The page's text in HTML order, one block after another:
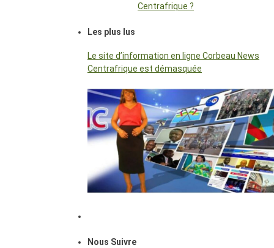
Centrafrique ?
Les plus lus
Le site d’information en ligne Corbeau News
Centrafrique est démasquée
Nous Suivre